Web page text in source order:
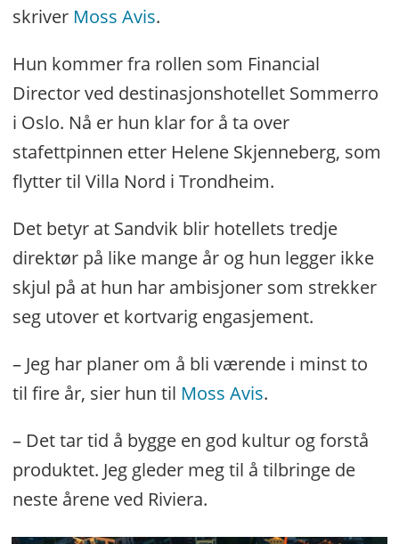
skriver Moss Avis.
Hun kommer fra rollen som Financial
Director ved destinasjonshotellet Sommerro
i Oslo. Nå er hun klar for å ta over
stafettpinnen etter Helene Skjenneberg, som
flytter til Villa Nord i Trondheim.
Det betyr at Sandvik blir hotellets tredje
direktør på like mange år og hun legger ikke
skjul på at hun har ambisjoner som strekker
seg utover et kortvarig engasjement.
– Jeg har planer om å bli værende i minst to
til fire år, sier hun til Moss Avis.
– Det tar tid å bygge en god kultur og forstå
produktet. Jeg gleder meg til å tilbringe de
neste årene ved Riviera.